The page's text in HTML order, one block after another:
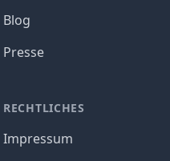
Blog
Presse
RECHTLICHES
Impressum